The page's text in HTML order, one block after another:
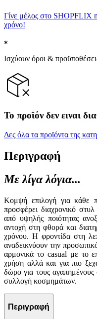
Γίνε μέλος στο SHOPFLIX
χρόνο!
Ισχύουν όροι &
Το προϊόν δεν ειναι
Δες όλα τα προϊόντα της
Περιγραφή
Με λίγα λόγια...
Κομψή επιλογή για κάθε
προσφέρει διαχρονικό
από υψηλής ποιότητας
αντοχή στη φθορά και
χρόνου. Η φροντίδα στη
αναδεικνύουν την
αρμονικά το casual με το
χρήση αλλά και για πιο
δώρο για τους
συλλογή κοσμημάτων.
Περιγραφή